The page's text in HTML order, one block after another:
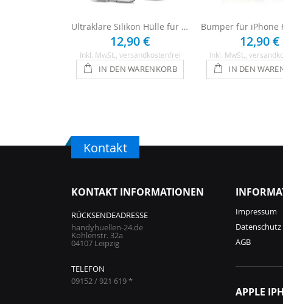
Ultraklare Silikon Hülle für iPhone 6 / 6s - Transparent
12,90 €
Inkl. MwSt. , versandkostenfrei
IN DEN WARENKORB
12,90 €
Inkl. MwSt. ,
IN DEN
Kontakt
KONTAKT INFORMATIONEN
RÜCKSENDEADRESSE
handyhuellen-24.de
Kohlenstr. 32a
04107 Leipzig
TELEFON
09152 / 921 619 *
Impressum
Datenschutz
AGB
APPLE